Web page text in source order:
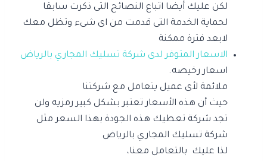
لكن عليك أيضا اتباع النصائح التى ذكرت سابقا
لحماية الخدمة التى قدمت من اى شىء وتظل معك
لابعد فترة ممكنة
الاسعار المتوفر لدى شركة تسليك المجاري بالرياض
اسعار رخيصه.
ملائمة لأى عميل يتعامل مع شركتنا
حيث أن هذه الأسعار تعتبر بشكل كبير رمزيه ولن
تجد شركة تعطيك هذه الجودة بهذا السعر مثل
شركة تسليك المجاري بالرياض
لذا عليك بالتعامل معنا،